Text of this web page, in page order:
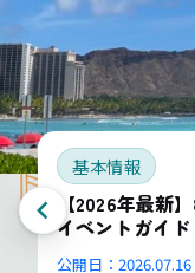
基本情報
【2026年最新
イベントガイド
公開日： 2026.07.16